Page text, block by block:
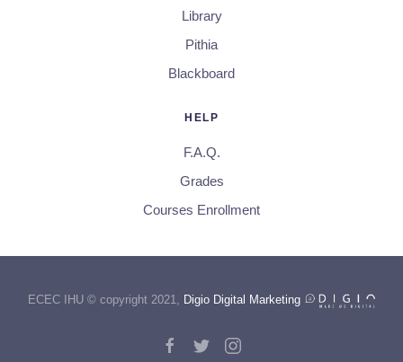
Library
Pithia
Blackboard
HELP
F.A.Q.
Grades
Courses Enrollment
ECEC IHU © copyright 2021, Digio Digital Marketing